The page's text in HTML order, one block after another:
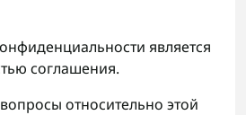
является
соглашения.
относительно этой